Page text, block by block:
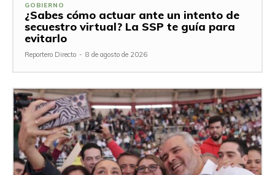
GOBIERNO
¿Sabes cómo actuar ante un intento de
secuestro virtual? La SSP te guía para
evitarlo
Reportero Directo - 8 de agosto de 2026